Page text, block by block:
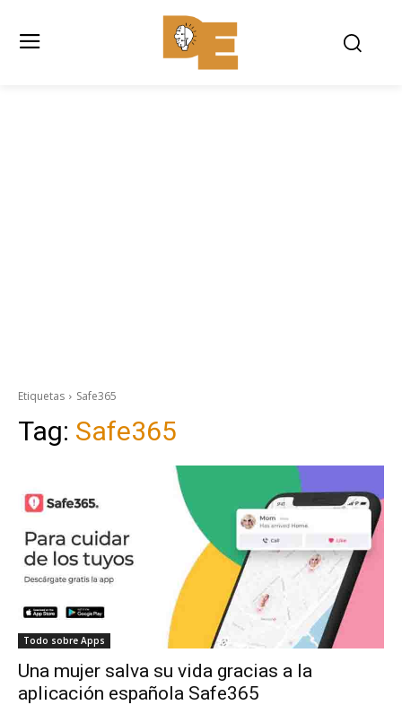
Etiquetas Safe365
Tag: Safe365
Todo sobre Apps
Una mujer salva su vida gracias a la
aplicación española Safe365